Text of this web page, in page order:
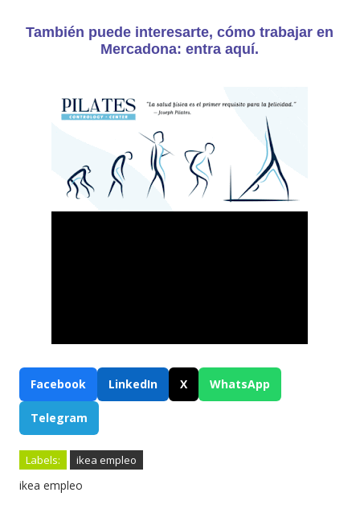
También puede interesarte, cómo trabajar en
Mercadona: entra aquí.
Facebook LinkedIn X WhatsApp
Telegram
Labels: ikea empleo
ikea empleo